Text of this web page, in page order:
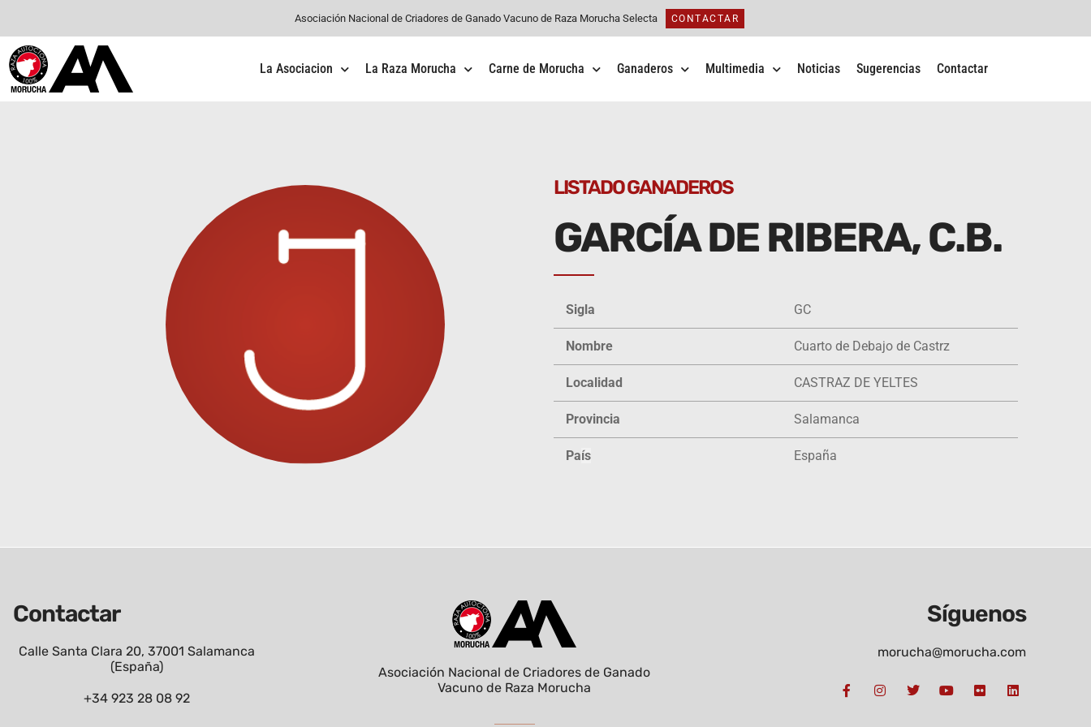
Asociación Nacional de Criadores de Ganado Vacuno de Raza Morucha Selecta CONTACTAR
La Asociacion La Raza Morucha Carne de Morucha Ganaderos Multimedia Noticias Sugerencias Contactar
LISTADO GANADEROS
GARCÍA DE RIBERA, C.B.
Sigla GC
Nombre Cuarto de Debajo de Castrz
Localidad CASTRAZ DE YELTES
Provincia Salamanca
País España
Contactar
Calle Santa Clara 20, 37001 Salamanca
(España)
+34 923 28 08 92
Asociación Nacional de Criadores de Ganado
Vacuno de Raza Morucha
Síguenos
morucha@morucha.com